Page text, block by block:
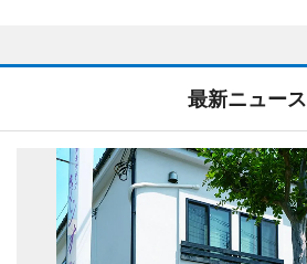
最新ニュース